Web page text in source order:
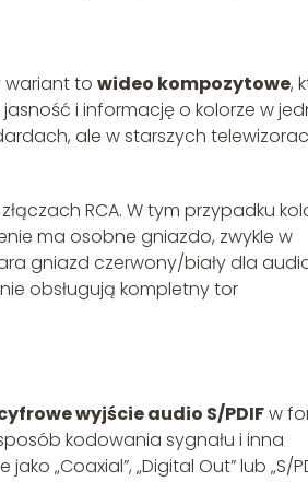
wariant to wideo kompozytowe,
jasność i informację o kolorze w
ale w starszych
RCA. W tym przypadku
ma osobne gniazdo, zwykle w
gniazd czerwony/biały dla
obsługują kompletny tor
wyjście audio S/PDIFw
kodowania sygnału i inna
„Coaxial”, „Digital Out” lub „S/